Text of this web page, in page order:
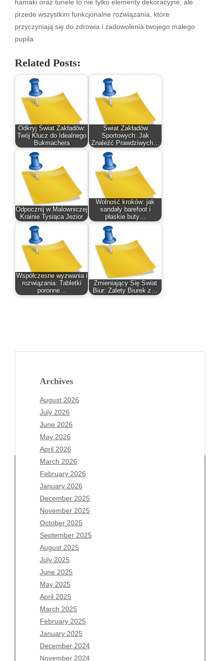
hamaki oraz tunele to nie tylko elementy dekoracyjne, ale
przede wszystkim funkcjonalne rozwiązania, które
przyczyniają się do zdrowia i zadowolenia twojego małego
pupila.
Related Posts:
Odkryj Świat Zakładów:
Twój Klucz do Idealnego
Bukmachera
Świat Zakładów
Sportowych: Jak
Znaleźć Prawdziwych…
Odpocznij w Malowniczej
Krainie Tysiąca Jezior
Wolność kroków: jak
sandały barefoot i
płaskie buty…
Współczesne wyzwania i
rozwiązania: Tabletki
poronne…
Zmieniający Się Świat
Biur: Zalety Biurek z…
Archives
August 2026
July 2026
June 2026
May 2026
April 2026
March 2026
February 2026
January 2026
December 2025
November 2025
October 2025
September 2025
August 2025
July 2025
June 2025
May 2025
April 2025
March 2025
February 2025
January 2025
December 2024
November 2024
Archives
August 2026
July 2026
June 2026
May 2026
April 2026
March 2026
February 2026
January 2026
December 2025
November 2025
October 2025
September 2025